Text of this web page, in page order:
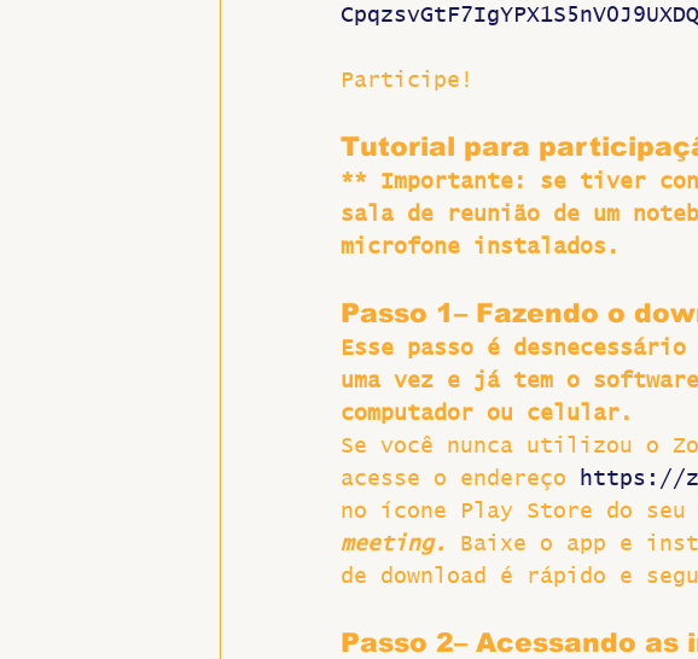
Participe!
Tutorial para
** Importante: se tiver
sala de reunião de um
microfone instalados.
Passo 1– Fazendo o
Esse passo é
uma vez e já tem o
computador ou celular.
Se você nunca utilizou o
acesse o endereço
https://
no ícone Play Store do
meeting.
Baixe o app e
de download é rápido e
Passo 2– Acessando